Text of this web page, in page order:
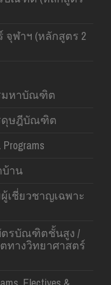
ฬาฯ (หลักสูตร 2
มหาบัณฑิต
ดุษฎีบัณฑิต
Programs
าน
เชี่ยวชาญเฉพาะ
ตรบัณฑิตชั้นสูง /
างวิทยาศาสตร์